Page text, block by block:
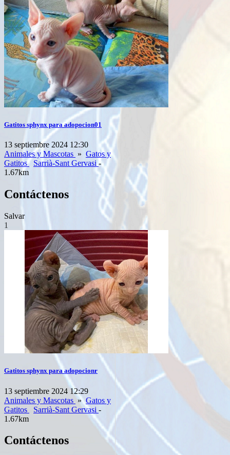
Gatitos sphynx para adopocion01
13 septiembre 2024 12:30
Animales y Mascotas » Gatos y
Gatitos Sarrià-Sant Gervasi-
1.67km
Contáctenos
Salvar
1
Gatitos sphynx para adopocionr
13 septiembre 2024 12:29
Animales y Mascotas »Gatos y
Gatitos
Sarrià-Sant Gervasi -
1.67km
Contáctenos